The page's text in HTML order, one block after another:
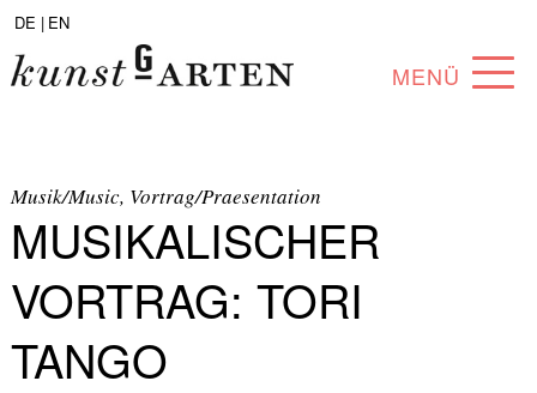
DE | EN
MENÜ
ABOUT
SAMMLUNG
KÜNSTLER*INNEN
PARTNER*INNEN
Musik/Music, Vortrag/Praesentation
MUSIKALISCHER
VORTRAG: TORI
TANGO